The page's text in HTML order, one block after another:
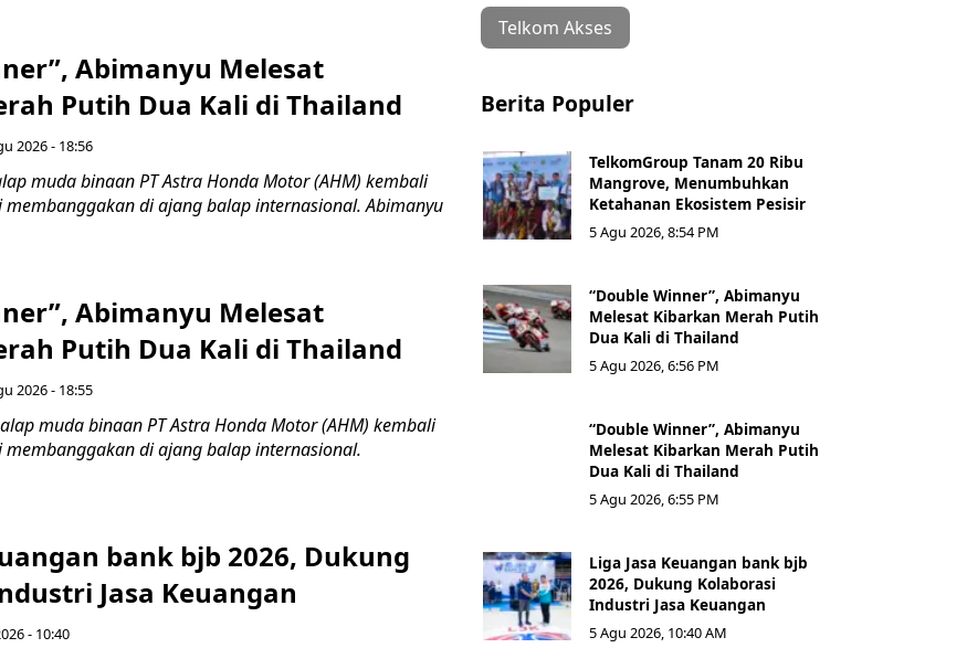
Abimanyu Melesat
Putih Dua Kali di Thailand
2026 - 18:56
muda binaan PT Astra Honda Motor (AHM) kembali
membanggakan di ajang balap internasional. Abimanyu
Abimanyu Melesat
Putih Dua Kali di Thailand
2026 - 18:55
muda binaan PT Astra Honda Motor (AHM) kembali
membanggakan di ajang balap internasional.
bank bjb 2026, Dukung
Jasa Keuangan
- 10:40
Telkom Akses
Berita Populer
TelkomGroup Tanam 20 Ribu
Mangrove, Menumbuhkan
Ketahanan Ekosistem Pesisir
5 Agu 2026, 8:54 PM
“Double Winner”, Abimanyu
Melesat Kibarkan Merah Putih
Dua Kali di Thailand
5 Agu 2026, 6:56 PM
“Double Winner”, Abimanyu
Melesat Kibarkan Merah Putih
Dua Kali di Thailand
5 Agu 2026, 6:55 PM
Liga Jasa Keuangan bank bjb
2026, Dukung Kolaborasi
Industri Jasa Keuangan
5 Agu 2026, 10:40 AM